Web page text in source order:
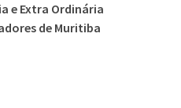
e Extra Ordinária
de Muritiba